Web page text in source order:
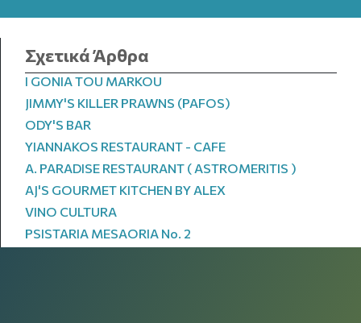
Σχετικά Άρθρα
I GONIA TOU MARKOU
JIMMY'S KILLER PRAWNS (PAFOS)
ODY'S BAR
YIANNAKOS RESTAURANT - CAFE
A. PARADISE RESTAURANT ( ASTROMERITIS )
AJ'S GOURMET KITCHEN BY ALEX
VINO CULTURA
PSISTARIA MESAORIA No. 2